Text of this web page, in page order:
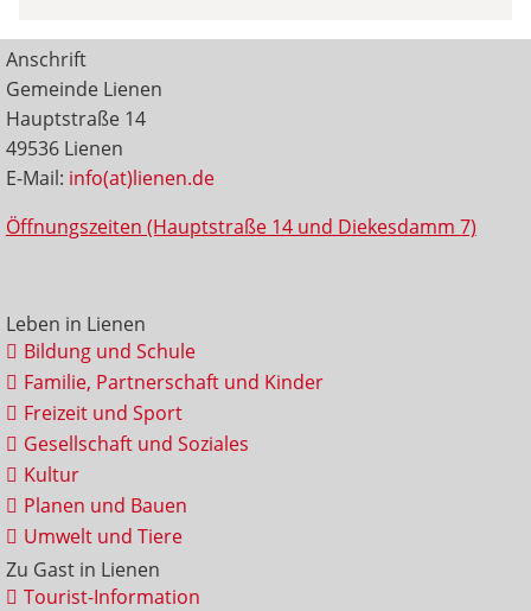
Anschrift
Gemeinde Lienen
Hauptstraße 14
49536 Lienen
E-Mail: info(at)lienen.de
Öffnungszeiten (Hauptstraße 14 und Diekesdamm 7)
Leben in Lienen
Bildung und Schule
Familie, Partnerschaft und Kinder
Freizeit und Sport
Gesellschaft und Soziales
Kultur
Planen und Bauen
Umwelt und Tiere
Zu Gast in Lienen
Tourist-Information